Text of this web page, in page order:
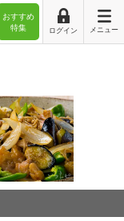
おすすめ
特集
ログイン メニュー